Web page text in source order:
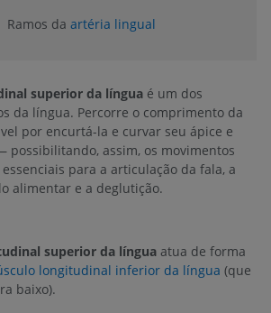
Ramos da artéria lingual
superior da língua é um dos
da língua. Percorre o comprimento da
por encurtá-la e curvar seu ápice e
possibilitando, assim, os movimentos
para a articulação da fala, a
alimentar e a deglutição.
superior da língua atua de forma
longitudinal inferior da língua (que
baixo).